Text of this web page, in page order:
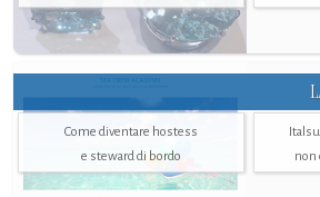
Come diventare hostess
e steward di bordo
non